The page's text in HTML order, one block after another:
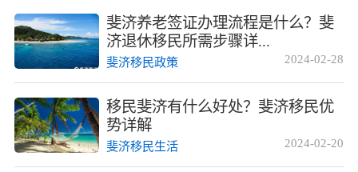
斐济养老签证办理流程是什么？斐
济退休移民所需步骤详...
2024-02-28
斐济移民政策
移民斐济有什么好处？斐济移民优
势详解
2024-02-20
斐济移民生活